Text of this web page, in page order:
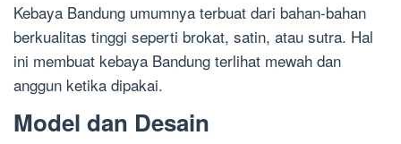
Kebaya Bandung umumnya terbuat dari bahan-bahan
berkualitas tinggi seperti brokat, satin, atau sutra. Hal
ini membuat kebaya Bandung terlihat mewah dan
anggun ketika dipakai.
Model dan Desain